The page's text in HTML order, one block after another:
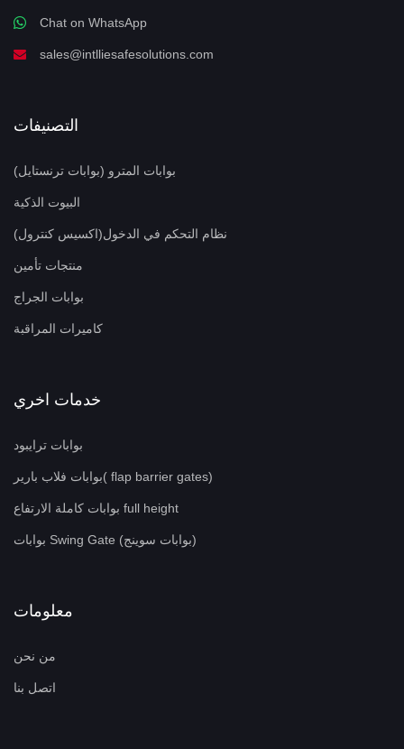
Chat on WhatsApp
sales@intlliesafesolutions.com
التصنيفات
بوابات المترو (بوابات ترنستايل)
البيوت الذكية
نظام التحكم في الدخول(اكسيس كنترول)
منتجات تأمين
بوابات الجراج
كاميرات المراقبة
خدمات اخري
بوابات ترايبود
بوابات فلاب بارير( flap barrier gates)
بوابات كاملة الارتفاع full height
بوابات Swing Gate (بوابات سوينج)
معلومات
من نحن
اتصل بنا